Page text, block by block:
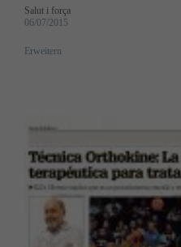
Salut i força
06/07/2015
Erweitern